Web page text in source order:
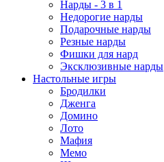
Нарды - 3 в 1
Недорогие нарды
Подарочные нарды
Резные нарды
Фишки для нард
Эксклюзивные нарды
Настольные игры
Бродилки
Дженга
Домино
Лото
Мафия
Мемо